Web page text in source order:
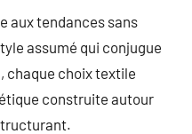
aux tendances sans
assumé qui conjugue
chaque choix textile
construite autour